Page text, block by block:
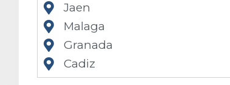
Jaen
Malaga
Granada
Cadiz